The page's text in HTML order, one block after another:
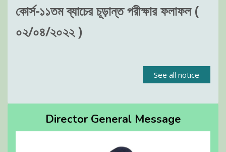
কোর্স-১১তম ব্যাচের চূড়ান্ত পরীক্ষার ফলাফল (
০২/০৪/২০২২ )
See all notice
Director General Message